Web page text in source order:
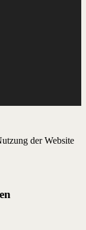
der Website